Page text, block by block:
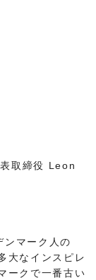
取締役 Leon
マーク人の
大なインスピレ
ークで一番古い